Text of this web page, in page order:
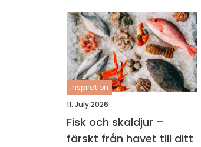
inspiration
11. July 2026
Fisk och skaldjur –
färskt från havet till ditt